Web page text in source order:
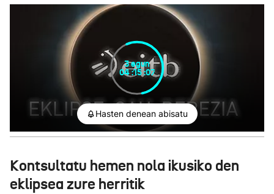
3egun
04:15:05
Hasten denean abisatu
Kontsultatu hemen nola ikusiko den
eklipsea zure herritik